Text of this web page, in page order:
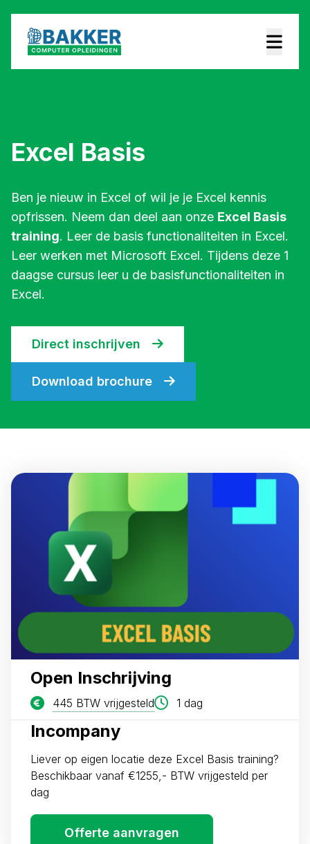
Excel Basis
Ben je nieuw in Excel of wil je je Excel kennis
opfrissen. Neem dan deel aan onze Excel Basis
training. Leer de basis functionaliteiten in Excel.
Leer werken met Microsoft Excel. Tijdens deze 1
daagse cursus leer u de basisfunctionaliteiten in
Excel.
Direct inschrijven
Download brochure
Open Inschrijving
445 BTW vrijgesteld 1 dag
Incompany
Liever op eigen locatie deze Excel Basis training?
Beschikbaar vanaf €1255,- BTW vrijgesteld per
dag
Offerte aanvragen